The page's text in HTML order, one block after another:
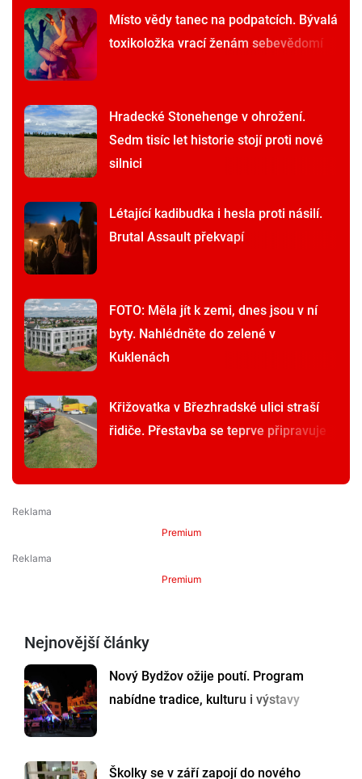
Místo vědy tanec na podpatcích. Bývalá
toxikoložka vrací ženám sebevědomí
Hradecké Stonehenge v ohrožení.
Sedm tisíc let historie stojí proti nové
silnici
Létající kadibudka i hesla proti násilí.
Brutal Assault překvapí
FOTO: Měla jít k zemi, dnes jsou v ní
byty. Nahlédněte do zelené v
Kuklenách
Křižovatka v Březhradské ulici straší
řidiče. Přestavba se teprve připravuje
Premium
Premium
Nejnovější články
Nový Bydžov ožije poutí. Program
nabídne tradice, kulturu i výstavy
Školky se v září zapojí do nového